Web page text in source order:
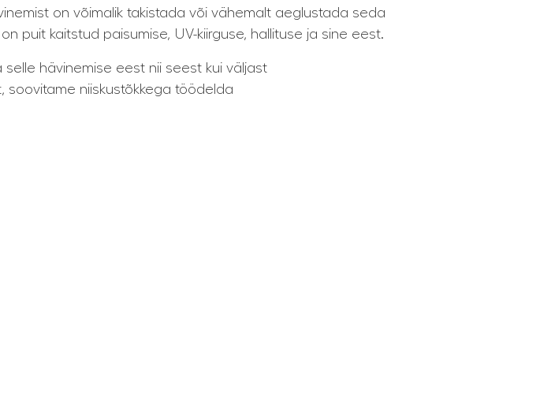
on võimalik takistada või vähemalt aeglustada seda
puit kaitstud paisumise, UV-kiirguse, hallituse ja sine eest.
hävinemise eest nii seest kui väljast
niiskustõkkega töödelda